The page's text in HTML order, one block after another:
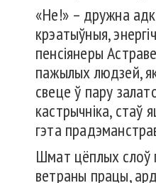
«Не!» – дружна
крэатыўныя,
пенсіянеры
пажылых людзей,
свеце ў пару
кастрычніка, стаў
гэта
Шмат цёплых слоў
ветраны працы,